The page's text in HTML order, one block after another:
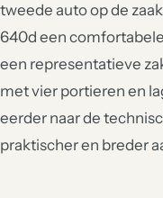
tweede auto op de
640d een
een representatieve
met vier portieren en
eerder naar de
praktischer en breder